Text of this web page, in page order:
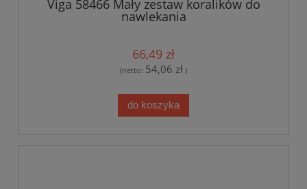
Viga 58466 Mały zestaw koralików do
nawlekania
66,49 zł
(netto: 54,06 zł )
do koszyka